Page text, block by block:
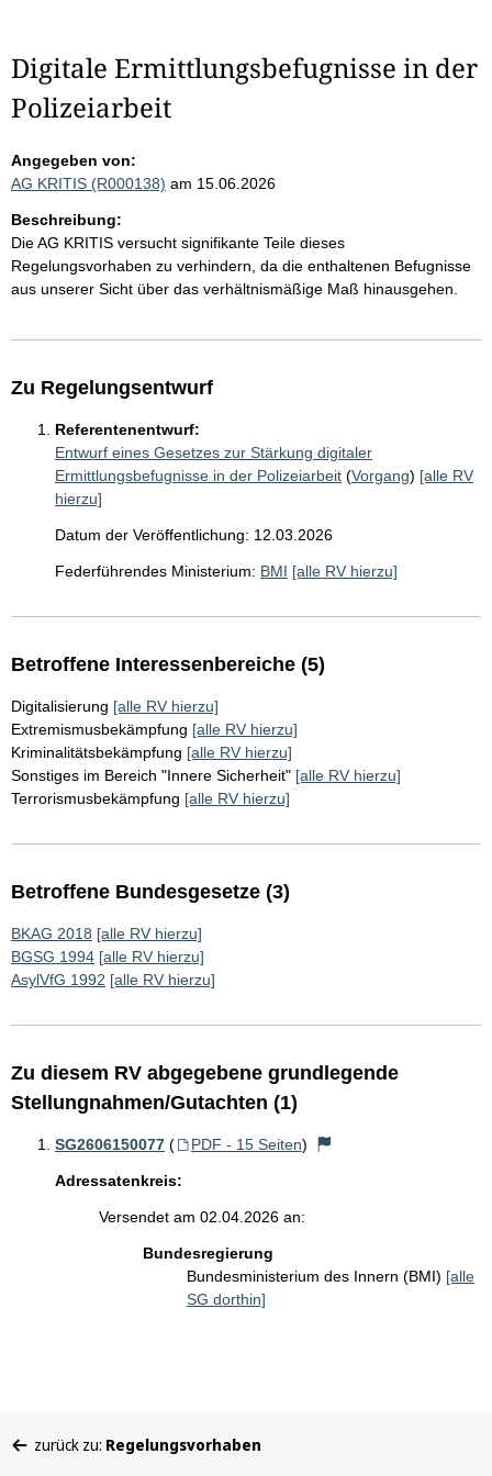
Digitale Ermittlungsbefugnisse in der
Polizeiarbeit
Angegeben von:
AG KRITIS (R000138) am 15.06.2026
Beschreibung:
Die AG KRITIS versucht signifikante Teile dieses
Regelungsvorhaben zu verhindern, da die enthaltenen Befugnisse
aus unserer Sicht über das verhältnismäßige Maß hinausgehen.
Zu Regelungsentwurf
Referentenentwurf:
Entwurf eines Gesetzes zur Stärkung digitaler
Ermittlungsbefugnisse in der Polizeiarbeit (Vorgang) [alle RV
hierzu]
Datum der Veröffentlichung: 12.03.2026
Federführendes Ministerium: BMI [alle RV hierzu]
Betroffene Interessenbereiche (5)
Digitalisierung [alle RV hierzu]
Extremismusbekämpfung [alle RV hierzu]
Kriminalitätsbekämpfung [alle RV hierzu]
Sonstiges im Bereich "Innere Sicherheit" [alle RV hierzu]
Terrorismusbekämpfung [alle RV hierzu]
Betroffene Bundesgesetze (3)
BKAG 2018 [alle RV hierzu]
BGSG 1994 [alle RV hierzu]
AsylVfG 1992 [alle RV hierzu]
Zu diesem RV abgegebene grundlegende
Stellungnahmen/Gutachten (1)
SG2606150077 ( PDF - 15 Seiten)
Adressatenkreis:
Versendet am 02.04.2026 an:
Bundesregierung
Bundesministerium des Innern (BMI) [alle
SG dorthin]
befinden
zurück zu: Regelungsvorhaben